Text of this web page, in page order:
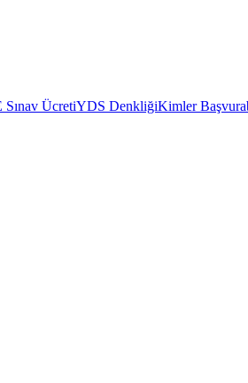
Sınav ÜcretiYDS DenkliğiKimler